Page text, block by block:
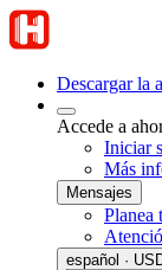
Descargar la
Accede a
Iniciar
Más
Mensajes
Planea
español ·